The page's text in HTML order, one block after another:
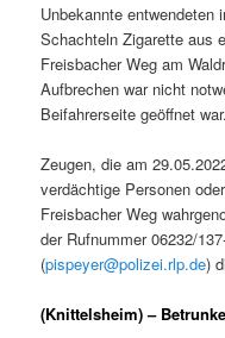
Unbekannte entwendeten
Schachteln Zigarette aus
Freisbacher Weg am
Aufbrechen war nicht
Beifahrerseite geöffnet war.
Zeugen, die am
verdächtige Personen
Freisbacher Weg
der Rufnummer 06232/
(pispeyer@polizei.rlp.de)
(Knittelsheim) –